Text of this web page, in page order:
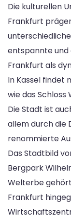
Die kulturellen
Frankfurt
entspannte
Frankfurt als
In Kassel findet
wie das Schloss
Die Stadt ist
allem durch die
renommierte
Das Stadtbild
Bergpark
Welterbe
Frankfurt